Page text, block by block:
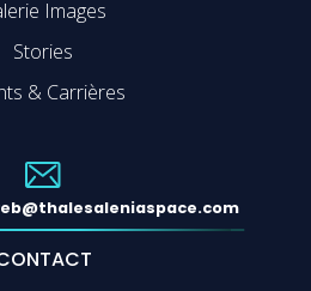
Images
Stories
& Carrières